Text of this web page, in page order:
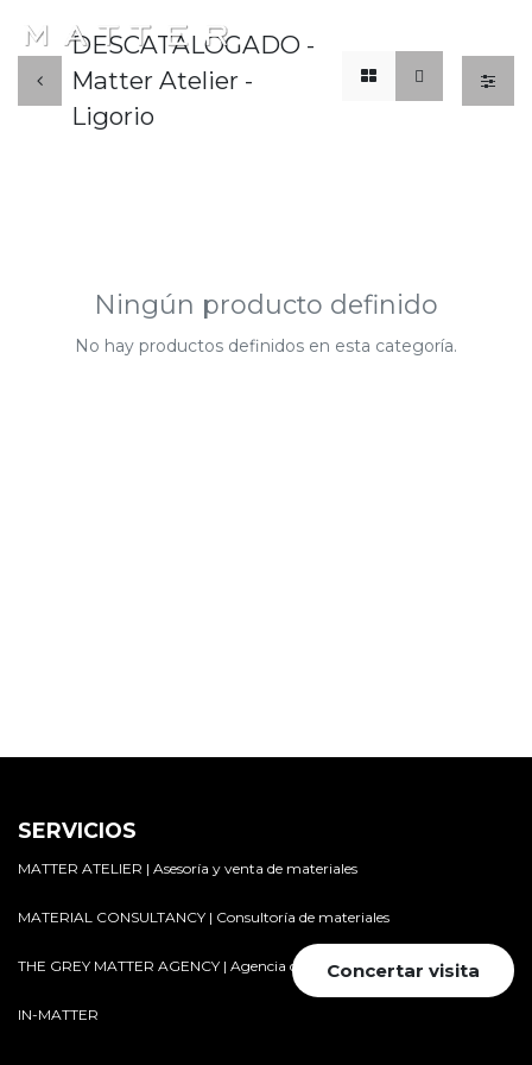
DESCATALOGADO -
Matter Atelier -
Ligorio
Ningún producto definido
No hay productos definidos en esta categoría.
SERVICIOS
MATTER ATELIER | Asesoría y venta de materiales
MATERIAL CONSULTANCY | Consultoría de materiales
THE GREY MATTER AGENCY | Agencia de posicionamiento
IN-MATTER
Concertar visita